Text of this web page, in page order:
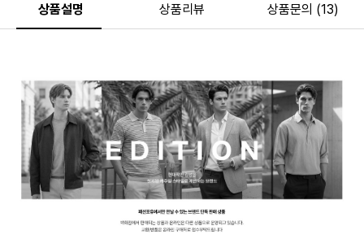
상품설명 상품리뷰 상품문의 (13)